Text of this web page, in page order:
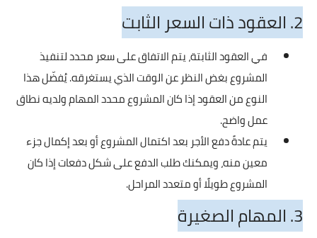
2. العقود ذات السعر الثابت
في العقود الثابتة، يتم الاتفاق على سعر محدد لتنفيذ
المشروع بغض النظر عن الوقت الذي يستغرقه. يُفضّل هذا
النوع من العقود إذا كان المشروع محدد المهام ولديه نطاق
عمل واضح.
يتم عادةً دفع الأجر بعد اكتمال المشروع أو بعد إكمال جزء
معين منه، ويمكنك طلب الدفع على شكل دفعات إذا كان
المشروع طويلًا أو متعدد المراحل.
3. المهام الصغيرة